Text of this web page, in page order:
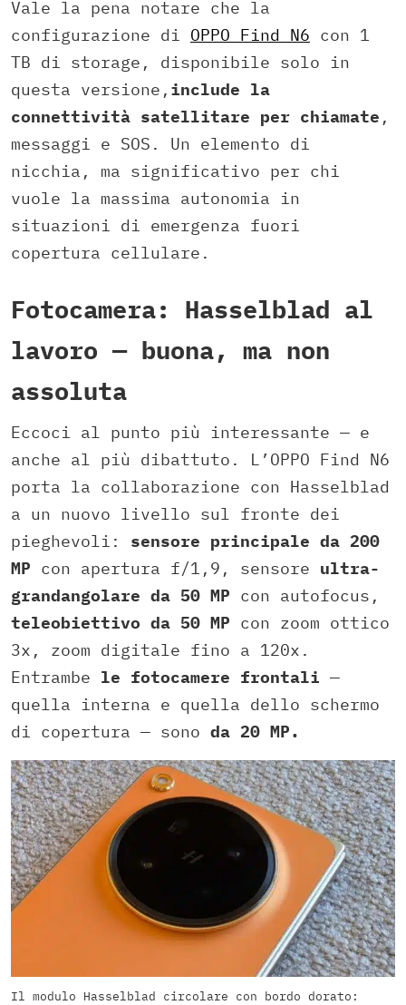
Vale la pena notare che la
configurazione di OPPO Find N6 con 1
TB di storage, disponibile solo in
questa versione, include la
connettività satellitare per chiamate ,
messaggi e SOS. Un elemento di
nicchia, ma significativo per chi
vuole la massima autonomia in
situazioni di emergenza fuori
copertura cellulare.
Fotocamera: Hasselblad al
lavoro — buona, ma non
assoluta
Eccoci al punto più interessante — e
anche al più dibattuto. L’OPPO Find N6
porta la collaborazione con Hasselblad
a un nuovo livello sul fronte dei
pieghevoli: sensore principale da 200
MP con apertura f/1,9, sensore ultra-
grandangolare da 50 MP con autofocus,
teleobiettivo da 50 MP con zoom ottico
3x, zoom digitale fino a 120x.
Entrambe le fotocamere frontali —
quella interna e quella dello schermo
di copertura — sono da 20 MP.
Il modulo Hasselblad circolare con bordo dorato: